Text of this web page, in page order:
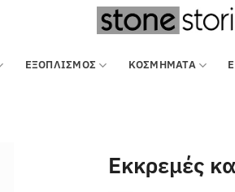
ΕΞΟΠΛΙΣΜΌΣ ΚΟΣΜΗΜΑΤΑ
Εκκρεμές